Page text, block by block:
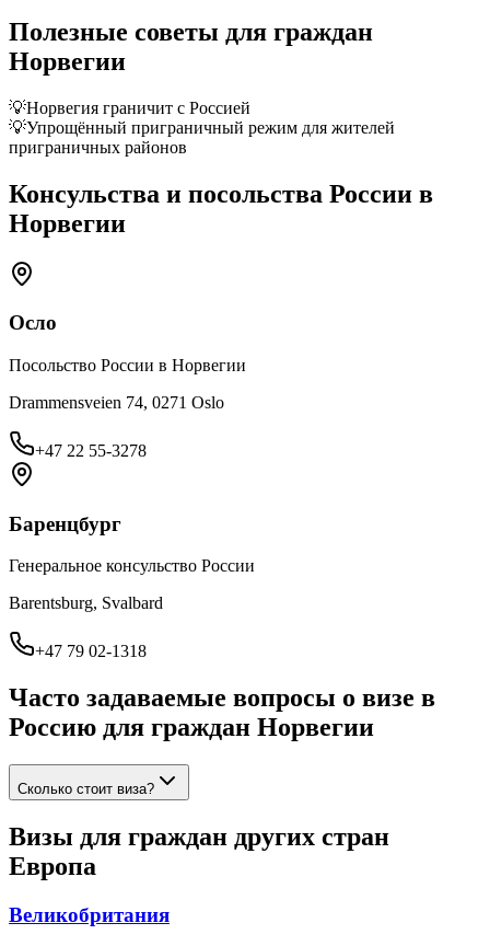
Полезные советы для граждан
Норвегии
💡Норвегия граничит с Россией
💡Упрощённый приграничный режим для жителей
приграничных районов
Консульства и посольства России в
Норвегии
Осло
Посольство России в Норвегии
Drammensveien 74, 0271 Oslo
+47 22 55-3278
Баренцбург
Генеральное консульство России
Barentsburg, Svalbard
+47 79 02-1318
Часто задаваемые вопросы о визе в
Россию для граждан Норвегии
Сколько стоит виза?
Визы для граждан других стран
Европа
Великобритания